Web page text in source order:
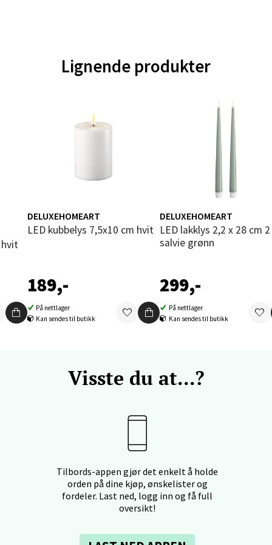
Lignende produkter
hvit
DELUXEHOMEART
LED kubbelys 7,5x10 cm hvit
189,-
På nettlager
Kan sendes til butikk
DELUXEHOMEART
LED lakklys 2,2 x 28 cm 2 stk
salvie grønn
299,-
På nettlager
Kan sendes til butikk
Visste du at...?
Tilbords-appen gjør det enkelt å holde
orden på dine kjøp, ønskelister og
fordeler. Last ned, logg inn og få full
oversikt!
vei 52, 5147 Fyllingsdalen
- Aunasenteret
Sunndalsvegen 3, 7340 Oppdal
- Thon Senter Orkanger
10-21